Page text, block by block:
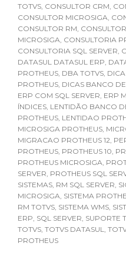
TOTVS CONSULTOR CRM
CONSULTOR MICROSIGA
CONSULTOR RM
MICROSIGA CONSULTORIA
CONSULTORIA SQL SERVER
DATASUL DATASUL ERP
PROTHEUS DBA TOTVS
PROTHEUS DICAS BANCO
ERP COM SQL SERVER ERP
ÍNDICES LENTIDÃO BANCO
PROTHEUS LENTIDAO
MICROSIGA PROTHEUS
MIGRACAO PROTHEUS 12
PROTHEUS PROTHEUS 10
PROTHEUS MICROSIGA
SERVER PROTHEUS SQL
SISTEMAS RM SQL SERVER
MICROSIGA SISTEMA
RM TOTVS SISTEMA WMS
ERP SQL SERVER SUPORTE
TOTVS TOTVS DATASUL
PROTHEUS